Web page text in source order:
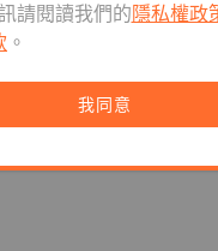
藏。
，以及知名的設計案例
請閱讀我們的 隱私權政
。
我同意